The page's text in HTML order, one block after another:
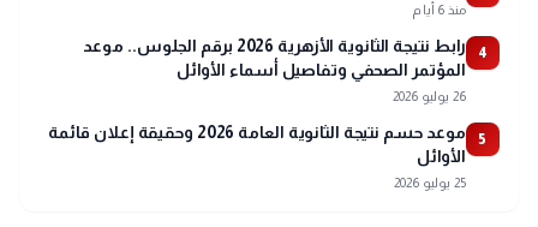
منذ 6 أيام
4
رابط نتيجة الثانوية الأزهرية 2026 برقم الجلوس.. موعد
المؤتمر الصحفي وتفاصيل أسماء الأوائل
26 يوليو 2026
5
موعد حسم نتيجة الثانوية العامة 2026 وحقيقة إعلان قائمة
الأوائل
25 يوليو 2026